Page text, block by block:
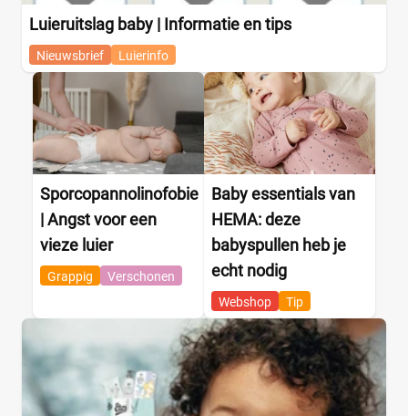
Luieruitslag baby | Informatie en tips
Nieuwsbrief Luierinfo
Sporcopannolinofobie
| Angst voor een
vieze luier
Grappig Verschonen
Baby essentials van
HEMA: deze
babyspullen heb je
echt nodig
Webshop Tip